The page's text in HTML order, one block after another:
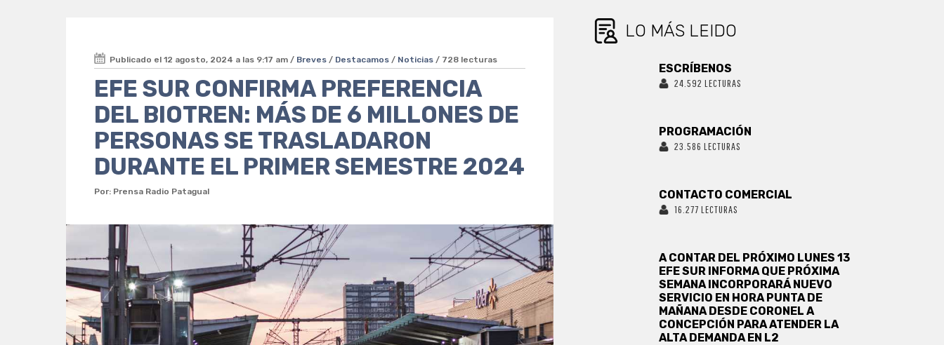
Publicado el 12 agosto, 2024 a las 9:17 am / Breves / Destacamos / Noticias / 728 lecturas
EFE SUR CONFIRMA PREFERENCIA
DEL BIOTREN: MÁS DE 6 MILLONES DE
PERSONAS SE TRASLADARON
DURANTE EL PRIMER SEMESTRE 2024
Por: Prensa Radio Patagual
LO MÁS LEIDO
ESCRÍBENOS
24.592 LECTURAS
PROGRAMACIÓN
23.586 LECTURAS
CONTACTO COMERCIAL
16.277 LECTURAS
A CONTAR DEL PRÓXIMO LUNES 13
EFE SUR INFORMA QUE PRÓXIMA
SEMANA INCORPORARÁ NUEVO
SERVICIO EN HORA PUNTA DE
MAÑANA DESDE CORONEL A
CONCEPCIÓN PARA ATENDER LA
ALTA DEMANDA EN L2